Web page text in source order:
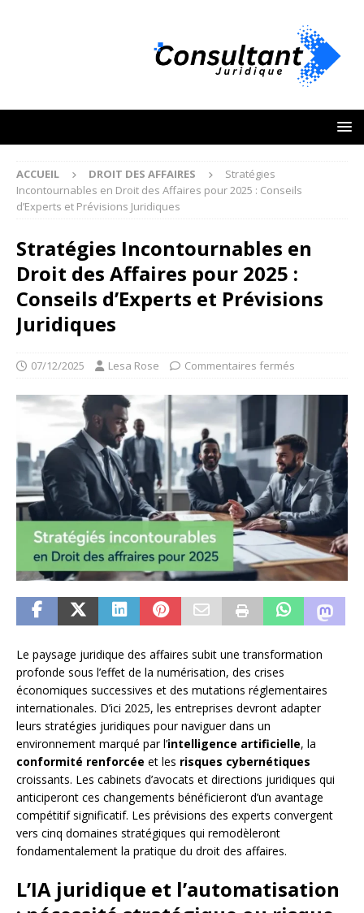
ACCUEIL DROIT DES AFFAIRES
Stratégies
Incontournables en Droit des Affaires pour 2025 : Conseils
d’Experts et Prévisions Juridiques
Stratégies Incontournables en
Droit des Affaires pour 2025 :
Conseils d’Experts et Prévisions
Juridiques
07/12/2025 Lesa Rose Commentaires fermés
Le paysage juridique des affaires subit une transformation
profonde sous l’effet de la numérisation, des crises
économiques successives et des mutations réglementaires
internationales. D’ici 2025, les entreprises devront adapter
leurs stratégies juridiques pour naviguer dans un
environnement marqué par l’intelligence artificielle, la
conformité renforcée et les risques cybernétiques
croissants. Les cabinets d’avocats et directions juridiques qui
anticiperont ces changements bénéficieront d’un avantage
compétitif significatif. Les prévisions des experts convergent
vers cinq domaines stratégiques qui remodèleront
fondamentalement la pratique du droit des affaires.
L’IA juridique et l’automatisation